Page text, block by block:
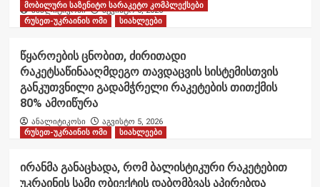
ანალიტიკოსი აგვისტო 6, 2026
მობილური საზენიტო სარაკეტო კომპლექსები
რუსეთ-უკრაინის ომი
სიახლეები
წყაროების ცნობით, ძირითადი
რაკეტსაწინააღმდეგო თავდაცვის სისტემისთვის
განკუთვნილი გადამჭრელი რაკეტების თითქმის
80% ამოიწურა
ანალიტიკოსი
აგვისტო 5, 2026
რუსეთ-უკრაინის ომი
სიახლეები
ირანმა განაცხადა, რომ ბალისტიკური რაკეტებით
უკრაინის სამი ობიექტის დაბომბვას აპირებდა